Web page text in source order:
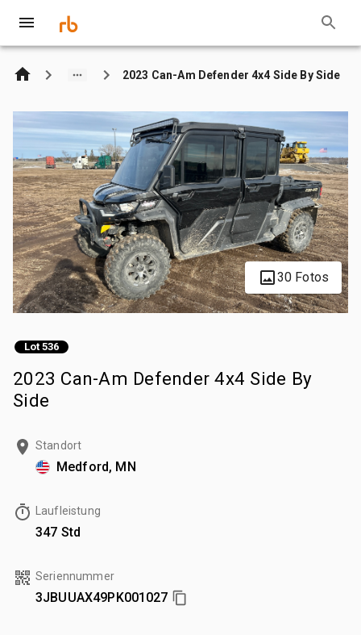
2023 Can-Am Defender 4x4 Side By Side
30 Fotos
Lot 536
2023 Can-Am Defender 4x4 Side By
Side
Standort
Medford, MN
Laufleistung
347 Std
Seriennummer
3JBUUAX49PK001027